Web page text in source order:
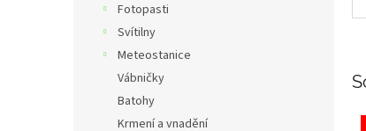
Fotopasti
Svítilny
Meteostanice
Vábničky
Batohy
Krmení a vnadění